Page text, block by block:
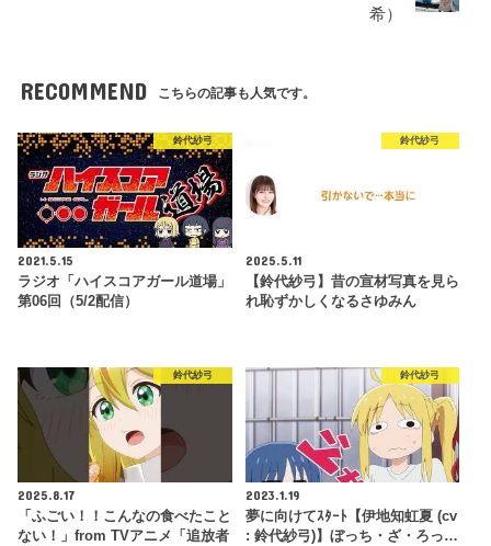
希）
RECOMMEND こちらの記事も人気です。
鈴代紗弓
2021.5.15
ラジオ「ハイスコアガール道場」
第06回（5/2配信）
鈴代紗弓
2025.5.11
【鈴代紗弓】昔の宣材写真を見ら
れ恥ずかしくなるさゆみん
鈴代紗弓
2025.8.17
「ふごい！！こんなの食べたこと
ない！」from TVアニメ「追放者
鈴代紗弓
2023.1.19
夢に向けてｽﾀｰﾄ【伊地知虹夏 (cv
: 鈴代紗弓)】ぼっち・ざ・ろっ…